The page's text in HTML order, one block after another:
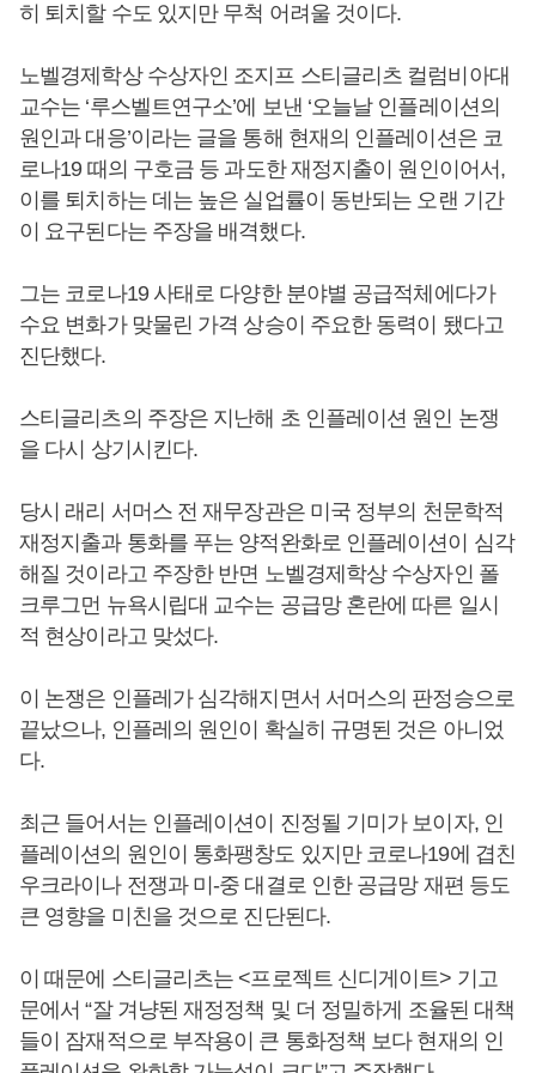
히 퇴치할 수도 있지만 무척 어려울 것이다.
노벨경제학상 수상자인 조지프 스티글리츠 컬럼비아대
교수는 ‘루스벨트연구소’에 보낸 ‘오늘날 인플레이션의
원인과 대응’이라는 글을 통해 현재의 인플레이션은 코
로나19 때의 구호금 등 과도한 재정지출이 원인이어서,
이를 퇴치하는 데는 높은 실업률이 동반되는 오랜 기간
이 요구된다는 주장을 배격했다.
그는 코로나19 사태로 다양한 분야별 공급적체에다가
수요 변화가 맞물린 가격 상승이 주요한 동력이 됐다고
진단했다.
스티글리츠의 주장은 지난해 초 인플레이션 원인 논쟁
을 다시 상기시킨다.
당시 래리 서머스 전 재무장관은 미국 정부의 천문학적
재정지출과 통화를 푸는 양적완화로 인플레이션이 심각
해질 것이라고 주장한 반면 노벨경제학상 수상자인 폴
크루그먼 뉴욕시립대 교수는 공급망 혼란에 따른 일시
적 현상이라고 맞섰다.
이 논쟁은 인플레가 심각해지면서 서머스의 판정승으로
끝났으나, 인플레의 원인이 확실히 규명된 것은 아니었
다.
최근 들어서는 인플레이션이 진정될 기미가 보이자, 인
플레이션의 원인이 통화팽창도 있지만 코로나19에 겹친
우크라이나 전쟁과 미-중 대결로 인한 공급망 재편 등도
큰 영향을 미친을 것으로 진단된다.
이 때문에 스티글리츠는 <프로젝트 신디게이트> 기고
문에서 “잘 겨냥된 재정정책 및 더 정밀하게 조율된 대책
들이 잠재적으로 부작용이 큰 통화정책 보다 현재의 인